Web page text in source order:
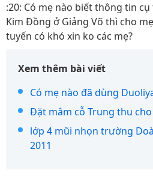
:20: Có mẹ nào biết thông tin
Kim Đồng ở Giảng Võ thì cho
tuyến có khó xin ko các mẹ?
Xem thêm bài viết
Có mẹ nào đã dùng
Đặt mâm cỗ Trung thu
lớp 4 mũi nhọn trường
2011